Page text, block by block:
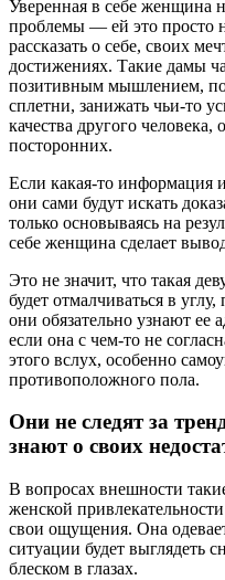
Уверенная в себе женщина
проблемы — ей это просто
рассказать о себе, своих
достижениях. Такие дамы
позитивным мышлением,
сплетни, занижать чьи-то
качества другого
посторонних.
Если какая-то информация
они сами будут искать
только основываясь на
себе женщина сделает
Это не значит, что такая
будет отмалчиваться в
они обязательно узнают ее
если она с чем-то не
этого вслух, особенно
противоположного пола.
Они не следят за
знают о своих
В вопросах внешности
женской
свои ощущения. Она
ситуации будет выглядеть
блеском в глазах.